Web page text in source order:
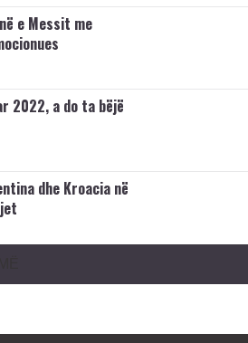
e Messit me
2022, a do ta bëjë
dhe Kroacia në